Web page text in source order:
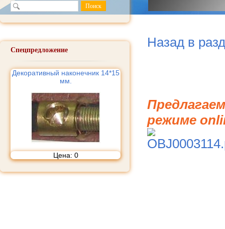
Спецпредложение
Декоративный наконечник 14*15
мм.
Цена: 0
Назад в
режиме